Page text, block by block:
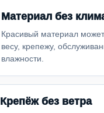
Материал без
Красивый материал
весу, крепежу,
влажности.
Крепёж без ветра